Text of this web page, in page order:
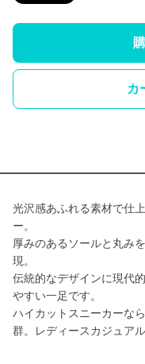
カ
光沢感あふれる素材で仕
ー。
厚みのあるソールと丸み
現。
伝統的なデザインに現代
やすい一足です。
ハイカットスニーカーな
群。レディースカジュア